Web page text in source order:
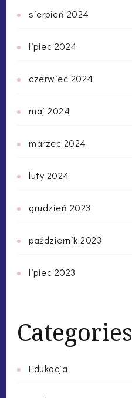
sierpień 2024
lipiec 2024
czerwiec 2024
maj 2024
marzec 2024
luty 2024
grudzień 2023
październik 2023
lipiec 2023
Categories
Edukacja